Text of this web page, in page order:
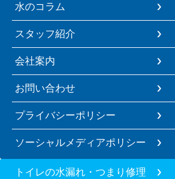
水のコラム
スタッフ紹介
会社案内
お問い合わせ
プライバシーポリシー
ソーシャルメディアポリシー
トイレの水漏れ・つまり修理